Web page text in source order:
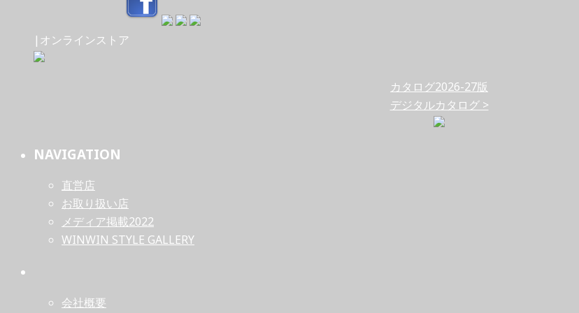
|オンラインストア
カタログ2026-27版
デジタルカタログ >
NAVIGATION
直営店
お取り扱い店
メディア掲載2022
WINWIN STYLE GALLERY
会社概要